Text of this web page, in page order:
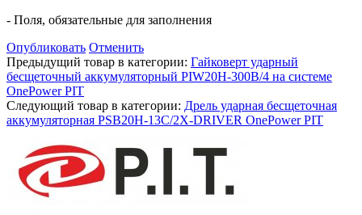
- Поля, обязательные для заполнения
Опубликовать Отменить
Предыдущий товар в категории: Гайковерт ударный
бесщеточный аккумуляторный PIW20H-300B/4 на системе
OnePower PIT
Следующий товар в категории: Дрель ударная бесщеточная
аккумуляторная PSB20H-13C/2X-DRIVER OnePower PIT